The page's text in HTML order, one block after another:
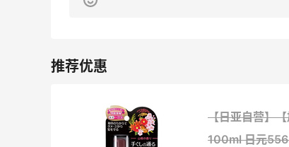
【日亚自营】
100ml日元
淘宝买维达抽纸，给家里囤点货！